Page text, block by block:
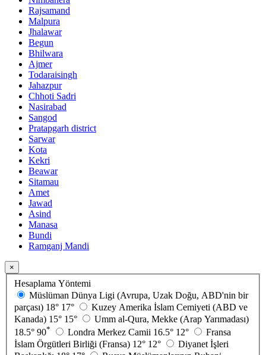
Rajsamand
Malpura
Jhalawar
Begun
Bhilwara
Ajmer
Todaraisingh
Jahazpur
Chhoti Sadri
Nasirabad
Sangod
Pratapgarh district
Sarwar
Kota
Kekri
Beawar
Sitamau
Amet
Jawad
Asind
Manasa
Bundi
Ramganj Mandi
×
Hesaplama Yöntemi
Müslüman Dünya Ligi (Avrupa, Uzak Doğu, ABD'nin bir
parçası) 18° 17°
Kuzey Amerika İslam Cemiyeti (ABD ve
Kanada) 15° 15°
Umm al-Qura, Mekke (Arap Yarımadası)
18.5° 90* Londra Merkez Camii 16.5° 12°
Fransa
İslam Örgütleri Birliği (Fransa) 12° 12°
Diyanet İşleri